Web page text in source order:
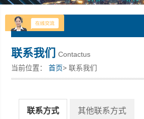
产品列表
联系我们 Contactus
当前位置：首页> 联系我们
联系方式 其他联系方式